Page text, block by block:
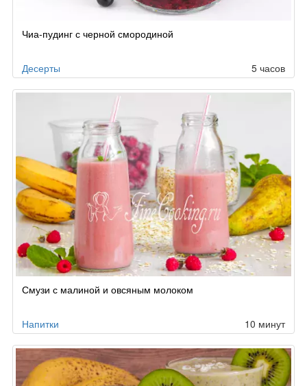
Чиа-пудинг с черной смородиной
Десерты 5 часов
Смузи с малиной и овсяным молоком
Напитки 10 минут